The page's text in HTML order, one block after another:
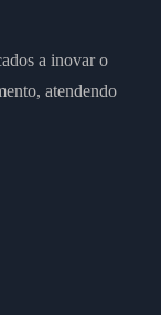
a inovar o
atendendo